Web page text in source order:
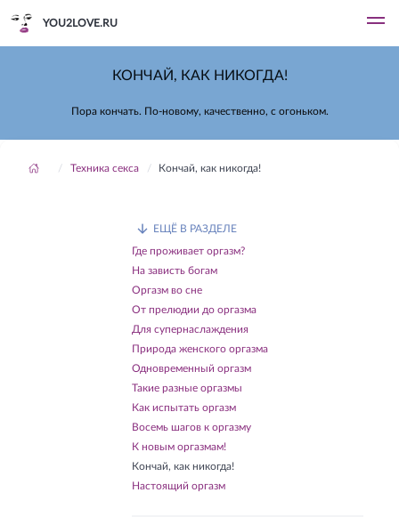
YOU2LOVE.RU
КОНЧАЙ, КАК НИКОГДА!
Пора кончать. По-новому, качественно, с огоньком.
Техника секса Кончай, как никогда!
ЕЩЁ В РАЗДЕЛЕ
Где проживает оргазм?
На зависть богам
Оргазм во сне
От прелюдии до оргазма
Для супернаслаждения
Природа женского оргазма
Одновременный оргазм
Такие разные оргазмы
Как испытать оргазм
Восемь шагов к оргазму
К новым оргазмам!
Кончай, как никогда!
Настоящий оргазм